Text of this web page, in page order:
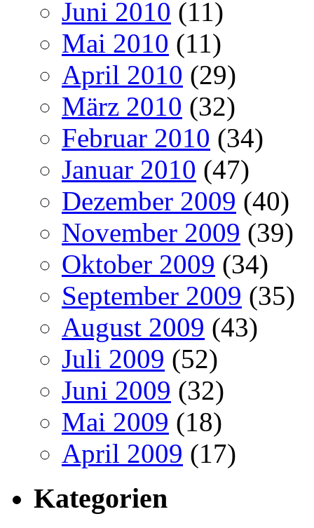
Juni 2010 (11)
Mai 2010 (11)
April 2010 (29)
März 2010 (32)
Februar 2010 (34)
Januar 2010 (47)
Dezember 2009 (40)
November 2009 (39)
Oktober 2009 (34)
September 2009 (35)
August 2009 (43)
Juli 2009 (52)
Juni 2009 (32)
Mai 2009 (18)
April 2009 (17)
Kategorien